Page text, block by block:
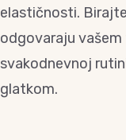
elastičnosti.
odgovaraju
svakodnevnoj
glatkom.